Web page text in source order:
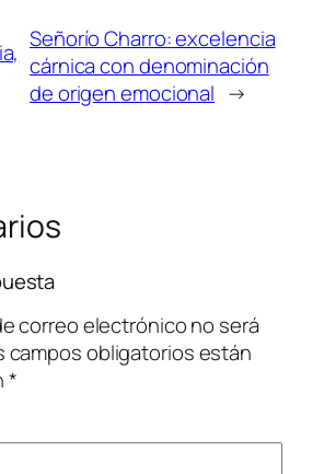
Señorío Charro: excelencia
cárnica con denominación
de origen emocional →
correo electrónico no será
campos obligatorios están
*